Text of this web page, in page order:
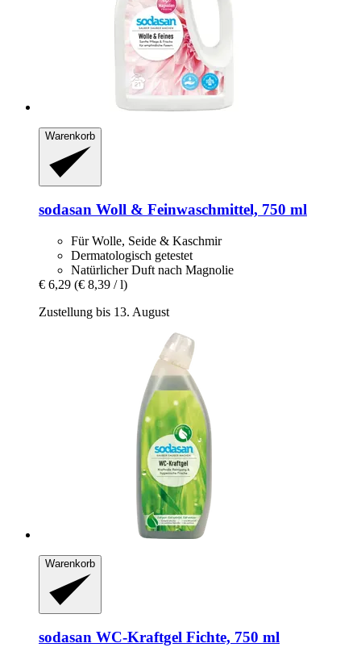
Warenkorb
sodasan Woll & Feinwaschmittel, 750 ml
Für Wolle, Seide & Kaschmir
Dermatologisch getestet
Natürlicher Duft nach Magnolie
€ 6,29 (€ 8,39 / l)
Zustellung bis 13. August
Warenkorb
sodasan WC-​Kraftgel Fichte, 750 ml